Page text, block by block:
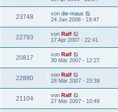
23748 von die-maus
24 Jan 2008 - 19:47
22793 von Ralf
17 Apr 2007 - 22:41
20817 von Ralf
30 Mär 2007 - 12:27
22880 von Ralf
28 Mär 2007 - 23:39
21104 von Ralf
27 Mär 2007 - 10:49